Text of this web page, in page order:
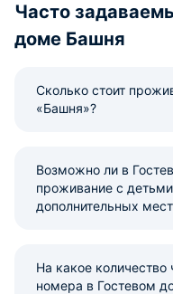
Часто
доме Башня
Сколько стоит
«Башня»?
Возможно ли в
проживание с
дополнительных
На какое количество
номера в Гостевом